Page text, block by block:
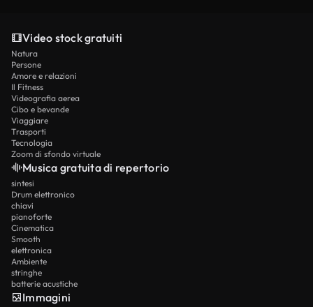
Video stock gratuiti
Natura
Persone
Amore e relazioni
Il Fitness
Videografia aerea
Cibo e bevande
Viaggiare
Trasporti
Tecnologia
Zoom di sfondo virtuale
Musica gratuita di repertorio
sintesi
Drum elettronico
chiavi
pianoforte
Cinematica
Smooth
elettronica
Ambiente
stringhe
batterie acustiche
Immagini